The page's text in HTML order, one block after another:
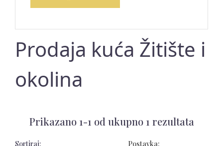
Prodaja kuća Žitište i
okolina
Prikazano 1-1 od ukupno 1 rezultata
Postavka:
Sortiraj: